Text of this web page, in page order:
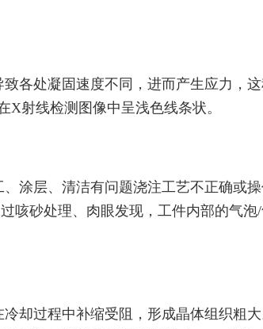
各处凝固速度不同，进而产生应力，
射线检测图像中呈浅色线条状。
涂层、清洁有问题浇注工艺不正确或
咳砂处理、肉眼发现，工件内部的气
却过程中补缩受阻，形成晶体组织粗